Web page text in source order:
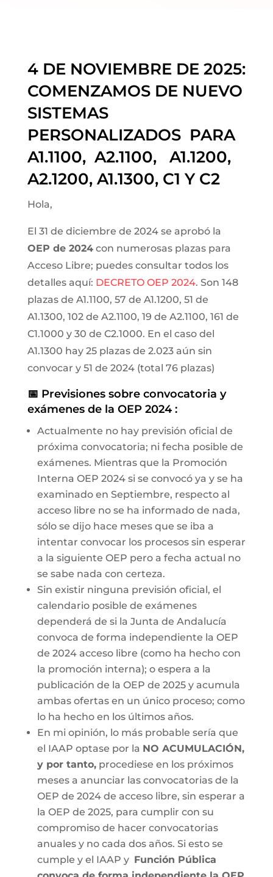
4 DE NOVIEMBRE DE 2025:
COMENZAMOS DE NUEVO
SISTEMAS
PERSONALIZADOS PARA
A1.1100, A2.1100, A1.1200,
A2.1200, A1.1300, C1 Y C2
Hola,
El 31 de diciembre de 2024 se aprobó la
OEP de 2024con numerosas plazas para
Acceso Libre; puedes consultar todos los
detalles aquí: DECRETO OEP 2024. Son 148
plazas de A1.1100, 57 de A1.1200, 51 de
A1.1300, 102 de A2.1100, 19 de A2.1100, 161 de
C1.1000 y 30 de C2.1000. En el caso del
A1.1300 hay 25 plazas de 2.023 aún sin
convocar y 51 de 2024 (total 76 plazas)
📅 Previsiones sobre convocatoria y
exámenes de la OEP 2024 :
Actualmente no hay previsión oficial de
próxima convocatoria; ni fecha posible de
exámenes. Mientras que la Promoción
Interna OEP 2024 si se convocó ya y se ha
examinado en Septiembre, respecto al
acceso libre no se ha informado de nada,
sólo se dijo hace meses que se iba a
intentar convocar los procesos sin esperar
a la siguiente OEP pero a fecha actual no
se sabe nada con certeza.
Sin existir ninguna previsión oficial, el
calendario posible de exámenes
dependerá de si la Junta de Andalucía
convoca de forma independiente la OEP
de 2024 acceso libre (como ha hecho con
la promoción interna); o espera a la
publicación de la OEP de 2025 y acumula
ambas ofertas en un único proceso; como
lo ha hecho en los últimos años.
En mi opinión, lo más probable sería que
el IAAP optase por la NO ACUMULACIÓN,
y por tanto,procediese en los próximos
meses a anunciar las convocatorias de la
OEP de 2024 de acceso libre, sin esperar a
la OEP de 2025, para cumplir con su
compromiso de hacer convocatorias
anuales y no cada dos años. Si esto se
cumple y el IAAP y Función Pública